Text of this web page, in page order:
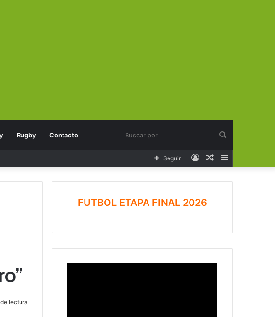
Rugby Contacto
por
Barra
Publicación
Acceso
Seguir
lectura
FUTBOL ETAPA FINAL 2026